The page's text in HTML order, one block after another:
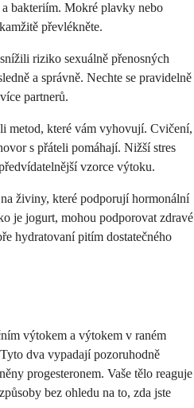
bakteriím. Mokré plavky nebo
převlékněte.
riziko sexuálně přenosných
a správně. Nechte se pravidelně
partnerů.
metod, které vám vyhovují. Cvičení,
s přáteli pomáhají. Nižší stres
vzorce výtoku.
živiny, které podporují hormonální
je jogurt, mohou podporovat zdravé
hydratovaní pitím dostatečného
výtokem a výtokem v raném
dva vypadají pozoruhodně
progesteronem. Vaše tělo reaguje
bez ohledu na to, zda jste